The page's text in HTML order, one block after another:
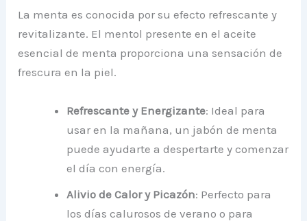
La menta es conocida por su efecto refrescante y
revitalizante. El mentol presente en el aceite
esencial de menta proporciona una sensación de
frescura en la piel.
Refrescante y Energizante: Ideal para
usar en la mañana, un jabón de menta
puede ayudarte a despertarte y comenzar
el día con energía.
Alivio de Calor y Picazón: Perfecto para
los días calurosos de verano o para